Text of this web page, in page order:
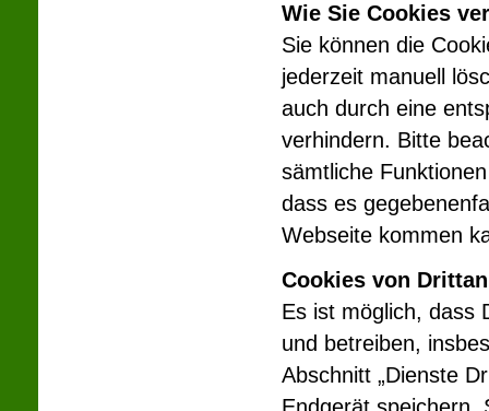
Wie Sie Cookies
Sie können die
jederzeit manuell
auch durch eine
verhindern. Bitte
sämtliche
dass es
Webseite kommen
Cookies von
Es ist möglich, dass
und betreiben,
Abschnitt „Dienste